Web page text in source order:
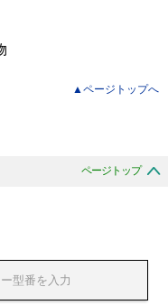
▲ページトップへ
ページトップ